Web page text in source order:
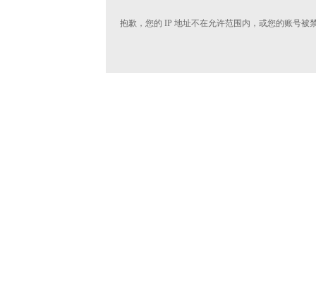
抱歉，您的 IP 地址不在允许范围内，或您的账号被